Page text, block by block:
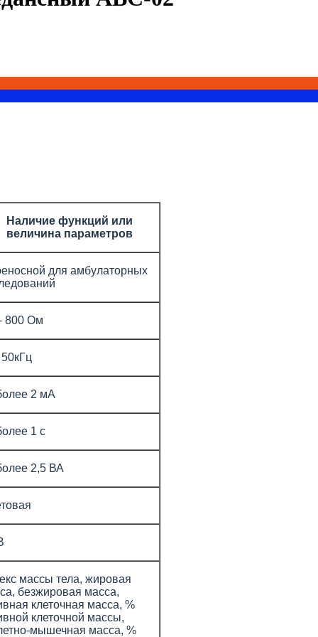
Наличие функций или
величина параметров
для амбулаторных
800 Ом
2 мА
1 с
2,5 ВА
массы тела, жировая
безжировая масса,
клеточная масса, %
клеточной массы,
мышечная масса, %